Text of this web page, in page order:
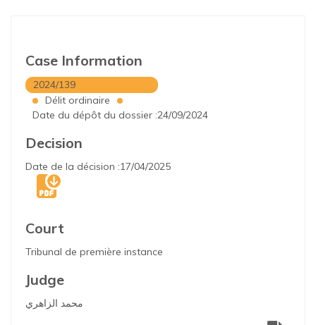
Case Information
2024/139
Délit ordinaire
Date du dépôt du dossier :24/09/2024
Decision
Date de la décision :17/04/2025
Court
Tribunal de première instance
Judge
محمد الزاهري